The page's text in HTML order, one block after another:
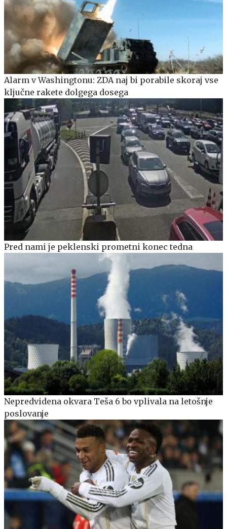
Alarm v Washingtonu: ZDA naj bi porabile skoraj vse
ključne rakete dolgega dosega
Pred nami je peklenski prometni konec tedna
Nepredvidena okvara Teša 6 bo vplivala na letošnje
poslovanje